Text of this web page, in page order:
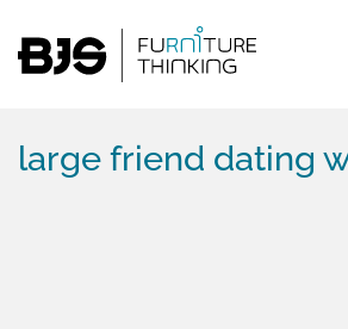
large friend dating